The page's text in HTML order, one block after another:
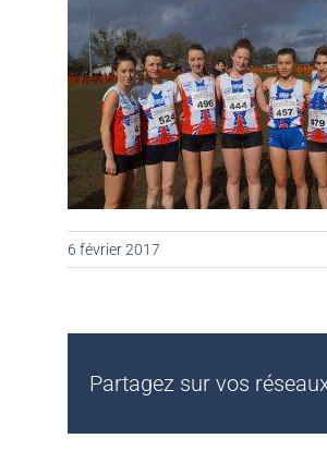
6 février 2017
Partagez sur vos